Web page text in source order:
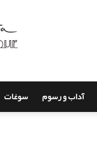
آداب و رسوم سوغات